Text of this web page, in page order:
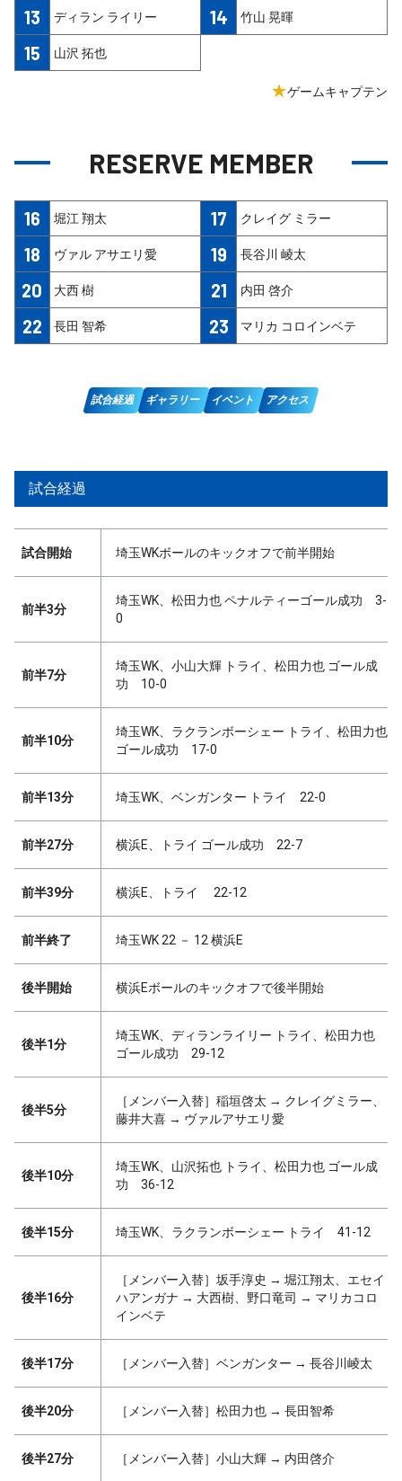
13 ディラン ライリー 14 竹山 晃暉
15 山沢 拓也
★ゲームキャプテン
RESERVE MEMBER
16 堀江 翔太 17 クレイグ ミラー
18 ヴァル アサエリ愛 19 長谷川 崚太
20 大西 樹 21 内田 啓介
22 長田 智希 23 マリカ コロインベテ
試合経過 ギャラリー イベント アクセス
試合経過
試合開始 埼玉WKボールのキックオフで前半開始
前半3分
埼玉WK、松田力也 ペナルティーゴール成功 3-
0
前半7分
埼玉WK、小山大輝 トライ、松田力也 ゴール成
功 10-0
前半10分
埼玉WK、ラクランボーシェー トライ、松田力也
ゴール成功 17-0
前半13分 埼玉WK、ベンガンター トライ 22-0
前半27分 横浜E、トライ ゴール成功 22-7
前半39分 横浜E、トライ 22-12
前半終了 埼玉WK 22 － 12 横浜E
後半開始 横浜Eボールのキックオフで後半開始
後半1分
埼玉WK、ディランライリー トライ、松田力也
ゴール成功 29-12
後半5分
［メンバー入替］稲垣啓太 → クレイグミラー、
藤井大喜 → ヴァルアサエリ愛
後半10分
埼玉WK、山沢拓也 トライ、松田力也 ゴール成
功 36-12
後半15分 埼玉WK、ラクランボーシェー トライ 41-12
後半16分
［メンバー入替］坂手淳史 → 堀江翔太、エセイ
ハアンガナ → 大西樹、野口竜司 → マリカコロ
インベテ
後半17分 ［メンバー入替］ベンガンター → 長谷川崚太
後半20分 ［メンバー入替］松田力也 → 長田智希
後半27分 ［メンバー入替］小山大輝 → 内田啓介